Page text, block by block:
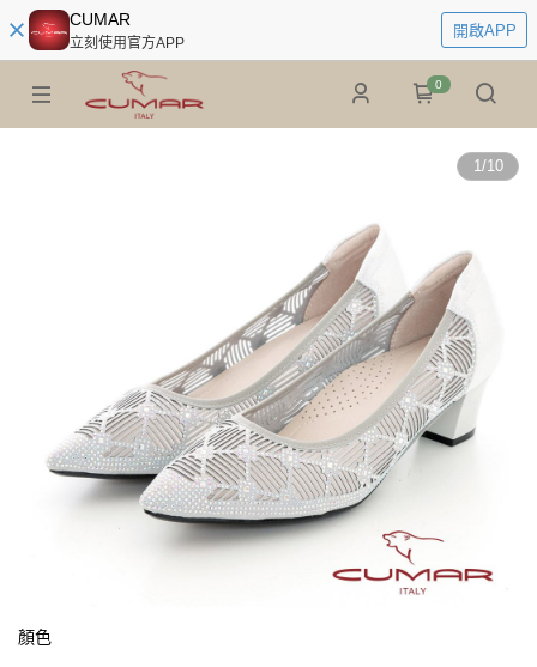
CUMAR
立刻使用官方APP
開啟APP
0
1/10
顏色